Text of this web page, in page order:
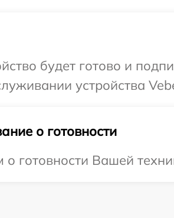
будет готово и
устройства
о готовности
готовности Вашей